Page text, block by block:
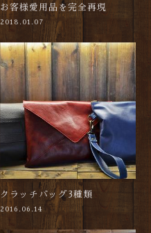
お客様愛用品を完全再現
2018.01.07
クラッチバッグ3種類
2016.06.14